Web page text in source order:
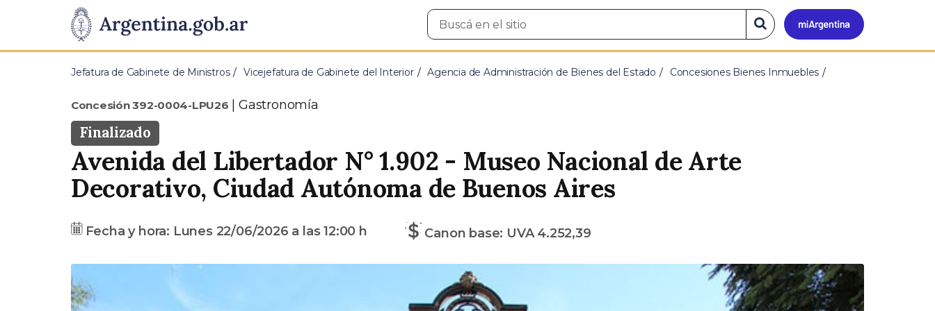
Presidencia
de
Pasar al contenido principal
Mi
Buscar
en
Buscar
en
el
sitio
Jefatura de Gabinete de Ministros Vicejefatura de Gabinete del Interior Agencia de Administración de Bienes del Estado Concesiones Bienes Inmuebles
Concesión 392-0004-LPU26 Tipo
Gastronomía
Estado
Finalizado
Dirección
Avenida del Libertador N° 1.902 - Museo Nacional de Arte
Decorativo, Ciudad Autónoma de Buenos Aires
Fecha
Fecha y hora: Lunes 22/06/2026 a las12:00 h
Precio
Canon base: UVA 4.252,39
S
i